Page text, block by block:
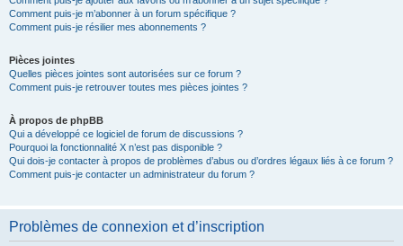
Comment puis-je m’abonner à un forum spécifique ?
Comment puis-je résilier mes abonnements ?
Pièces jointes
Quelles pièces jointes sont autorisées sur ce forum ?
Comment puis-je retrouver toutes mes pièces jointes ?
À propos de phpBB
Qui a développé ce logiciel de forum de discussions ?
Pourquoi la fonctionnalité X n’est pas disponible ?
Qui dois-je contacter à propos de problèmes d’abus ou d’ordres légaux liés à ce forum ?
Comment puis-je contacter un administrateur du forum ?
Problèmes de connexion et d’inscription